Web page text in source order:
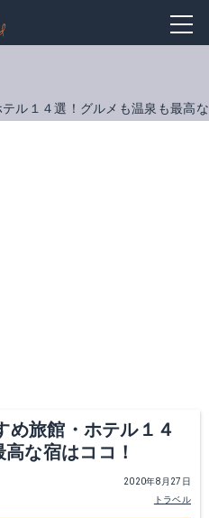
ル１４選！グルメも温泉も最高
め旅館・ホテル１４
な宿はココ！
2020年8月27日
トラベル